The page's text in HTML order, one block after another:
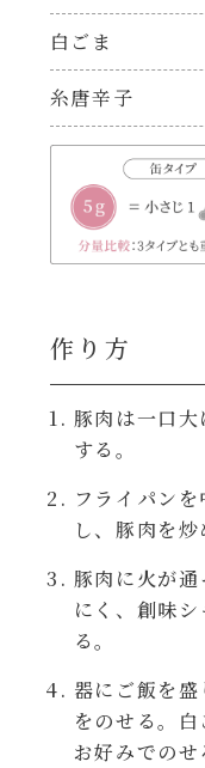
ホットプレート
レンジ調理
お子さま
節分
こどもの日
ハロウィン
運動会
クリスマス
その他
ハコネーゼ ポ
ハコネーゼ カ
ハコネーゼ イ
ハコネーゼ ボ
ハコネーゼ ア
ハコネーゼ ク
白ごま
糸唐辛子
作り方
豚肉は一口
する。
フライパン
し、豚肉を炒
豚肉に火が
にく、創味
る。
器にご飯を
をのせる。
お好みでのせ